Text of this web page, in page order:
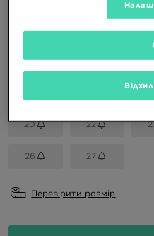
Рожевий
Вибери розмір
20 22
26 27
Перевірити розмір